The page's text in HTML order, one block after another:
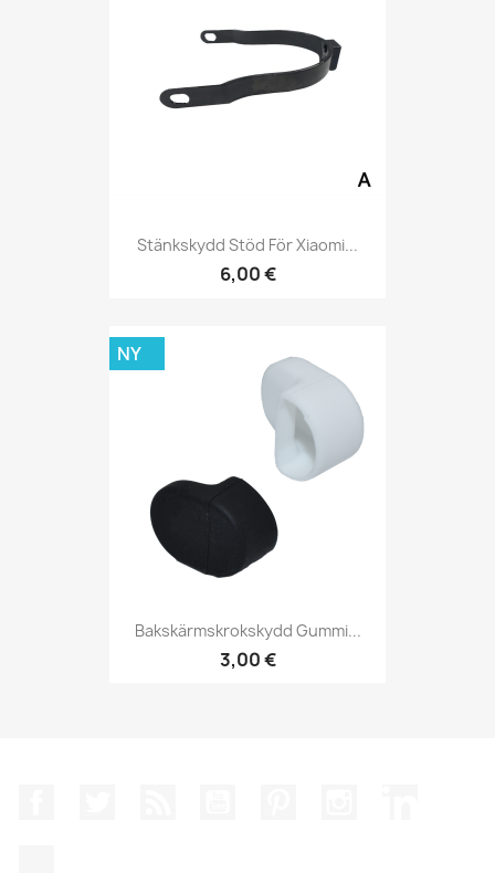
Stänkskydd Stöd För Xiaomi...
6,00 €
Bakskärmskrokskydd Gummi...
3,00 €
NY